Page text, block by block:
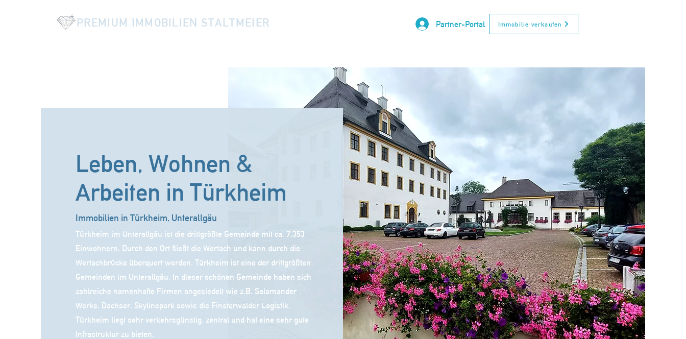
PREMIUM IMMOBILIEN STALTMEIER Partner-Portal Immobilie verkaufen
Leben, Wohnen &
Arbeiten in Türkheim
Immobilien in Türkheim, Unterallgäu
Türkheim im Unterallgäu ist die drittgrößte Gemeinde mit ca. 7.353
Einwohnern. Durch den Ort fließt die Wertach und kann durch die
Wertachbrücke überquert werden. Türkheim ist eine der drittgrößten
Gemeinden im Unterallgäu. In dieser schönen Gemeinde haben sich
zahlreiche namenhafte Firmen angesiedelt wie z.B. Salamander
Werke, Dachser, Skylinepark sowie die Finsterwalder Logistik.
Türkheim liegt sehr verkehrsgünstig, zentral und hat eine sehr gute
Infrastruktur zu bieten.